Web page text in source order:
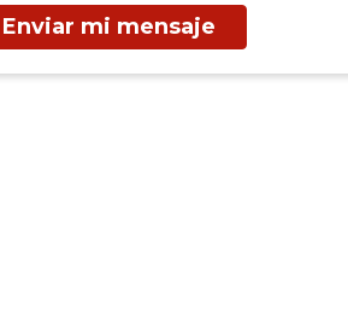
Enviar mi mensaje